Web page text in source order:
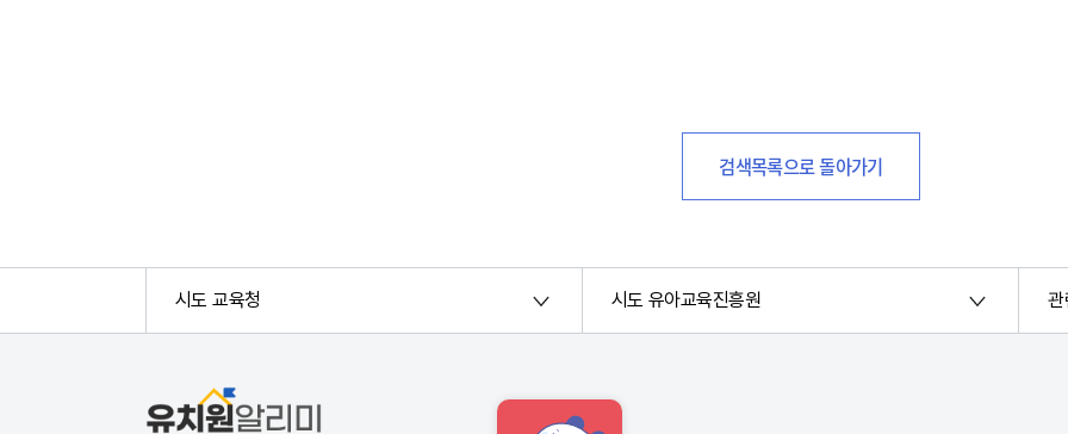
검색목록으로 돌아가기
시도 교육청 시도 유아교육진흥원
유치원알리미